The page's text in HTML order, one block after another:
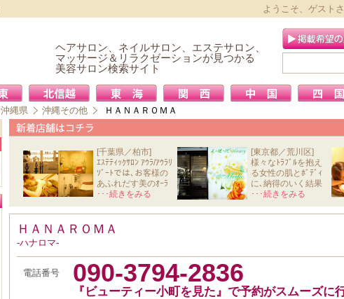
ようこそ、ゲスト
ヘアサロン、ネイルサロン、エステサロン、
マッサージ＆リラクゼーションが見つかる
美容サロン検索サイト
沖縄県 沖縄その他 ＨＡＮＡＲＯＭＡ
[千葉県／柏市]
ｴｽﾃﾃｨｯｸｻﾛﾝ ｱｳﾗ/ｱｳﾗﾘ
ｿﾞｰﾄでは､お客様の
あふれだす美のｵｰﾗ
と心か
･･･続きをみる
[東京都／荒川区]
様々なﾄﾗﾌﾞﾙを抱え
る女性の肌とﾎﾞﾃﾞｨ
に､納得のいく結果
を導きだ
･･･続きをみる
ＨＡＮＡＲＯＭＡ
-ハナロマ-
電話番号 090-3794-2836
『ビューティー小町を見た』で予約がスムーズに